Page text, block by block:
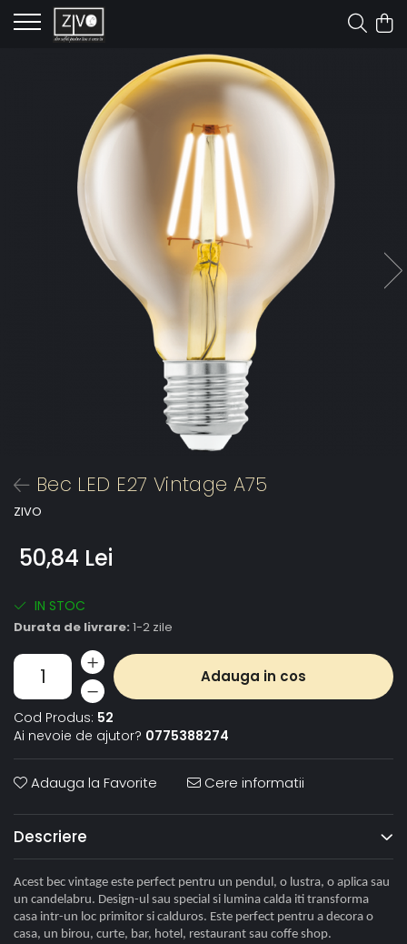
Bec LED E27 Vintage A75
ZIVO
50,84 Lei
IN STOC
Durata de livrare: 1-2 zile
Adauga in cos
Cod Produs: 52
Ai nevoie de ajutor? 0775388274
Adauga la Favorite Cere informatii
Descriere
Acest bec vintage este perfect pentru un pendul, o lustra, o aplica sau
un candelabru. Design-ul sau special si lumina calda iti transforma
casa intr-un loc primitor si calduros. Este perfect pentru a decora o
casa, un birou, curte, bar, hotel, restaurant sau coffe shop.